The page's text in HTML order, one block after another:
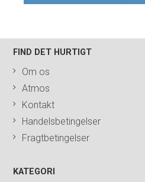
FIND DET HURTIGT
Om os
Atmos
Kontakt
Handelsbetingelser
Fragtbetingelser
KATEGORI